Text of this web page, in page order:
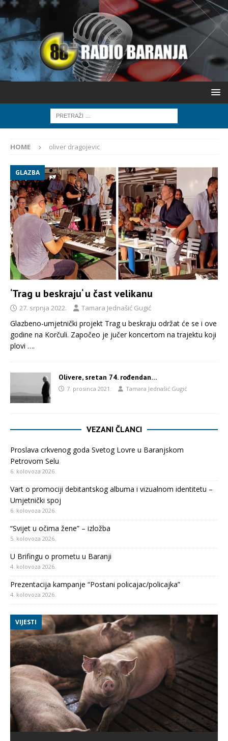
HOME oliver dragojevic
GLAZBA
‘Trag u beskraju‘ u čast velikanu
27. srpnja 2022. Tamara Jednašić Gugić
Glazbeno-umjetnički projekt Trag u beskraju održat će se i ove
godine na Korčuli. Započeo je jučer koncertom na trajektu koji
plovi ….
Olivere, sretan 74. rođendan…
7. prosinca 2021. Tamara Jednašić Gugić
VEZANI ČLANCI
Proslava crkvenog goda Svetog Lovre u Baranjskom
Petrovom Selu
6. kolovoza 2026.
Vart o promociji debitantskog albuma i vizualnom identitetu –
Umjetnički spoj
6. kolovoza 2026.
“Svijet u očima žene” – izložba
5. kolovoza 2026.
U Brifingu o prometu u Baranji
4. kolovoza 2026.
Prezentacija kampanje “Postani policajac/policajka”
4. kolovoza 2026.
VIJESTI